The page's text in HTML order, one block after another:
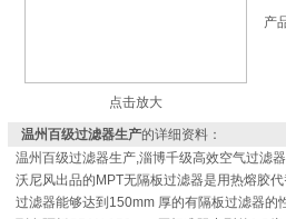
点击放大
产
温州百级过滤器生产的详细资料：
温州百级过滤器生产,淄博千级高效空气过滤器
沃尼风出品的MPT无隔板过滤器是用热熔胶
过滤器能够达到150mm 厚的有隔板过滤器的